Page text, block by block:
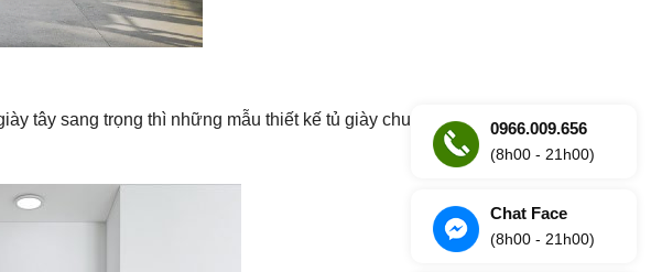
tây sang trọng thì những mẫu thiết kế tủ giày chung
0966.009.656
(8h00 - 21h00)
Chat Face
(8h00 - 21h00)